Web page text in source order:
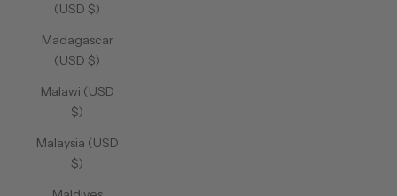
(USD $)
Madagascar
(USD $)
Malawi (USD
$)
Malaysia (USD
$)